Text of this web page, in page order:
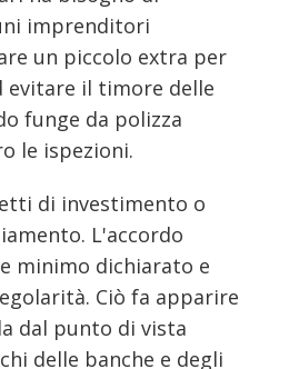
imprenditori
un piccolo extra per
il timore delle
funge da polizza
le ispezioni.
di investimento o
L'accordo
minimo dichiarato e
Ciò fa apparire
dal punto di vista
delle banche e degli